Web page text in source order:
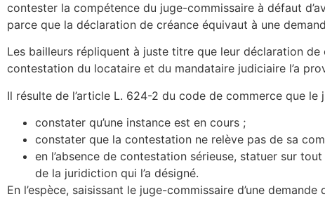
contester la compétence du juge-commissaire à défaut
parce que la déclaration de créance équivaut à une
Les bailleurs répliquent à juste titre que leur déclaration
contestation du locataire et du mandataire judiciaire l’a
Il résulte de l’article L. 624-2 du code de commerce que
constater qu’une instance est en cours ;
constater que la contestation ne relève pas de sa
en l’absence de contestation sérieuse, statuer sur
de la juridiction qui l’a désigné.
En l’espèce, saisissant le juge-commissaire d’une